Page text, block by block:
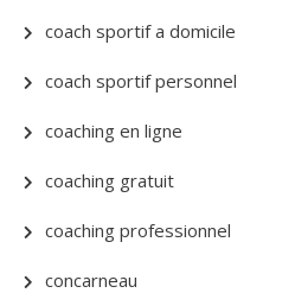
coach sportif a domicile
coach sportif personnel
coaching en ligne
coaching gratuit
coaching professionnel
concarneau